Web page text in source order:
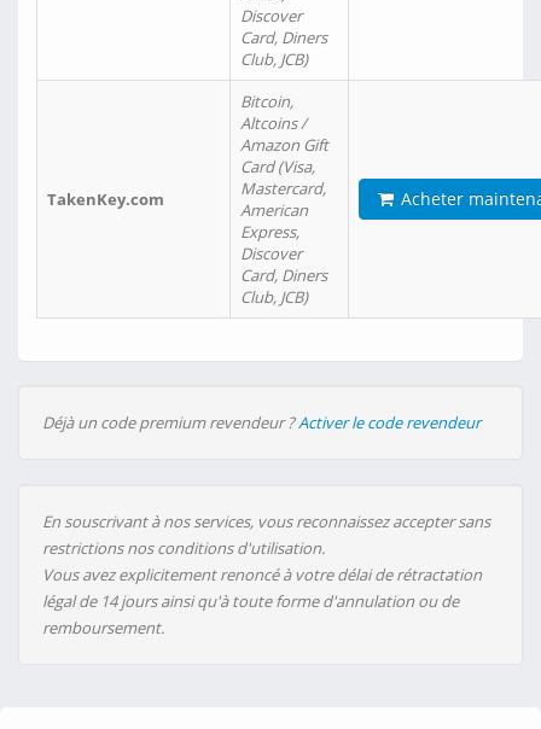
Discover
Card, Diners
Club, JCB)
TakenKey.com
Bitcoin,
Altcoins /
Amazon Gift
Card (Visa,
Mastercard,
American
Express,
Discover
Card, Diners
Club, JCB)
Acheter
Déjà un code premium revendeur ?Activer le code revendeur
En souscrivant à nos services, vous reconnaissez accepter sans
restrictions nos conditions d'utilisation.
Vous avez explicitement renoncé à votre délai de rétractation
légal de 14 jours ainsi qu'à toute forme d'annulation ou de
remboursement.